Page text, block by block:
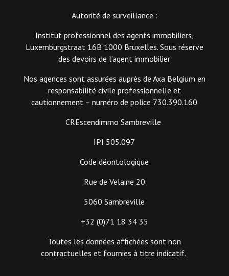
Autorité de surveillance :
Institut professionnel des agents immobiliers,
Luxemburgstraat 16B 1000 Bruxelles. Sous réserve
des devoirs de l’agent immobilier
Nos agences sont assurées auprès de Axa Belgium en
responsabilité civile professionnelle et
cautionnement – numéro de police 730.390.160
CREscendimmo Sambreville
IPI 505.097
Code déontologique
Rue de Velaine 20
5060 Sambreville
+32 (0)71 18 34 35
Toutes les données affichées sont non
contractuelles et fournies à titre indicatif.